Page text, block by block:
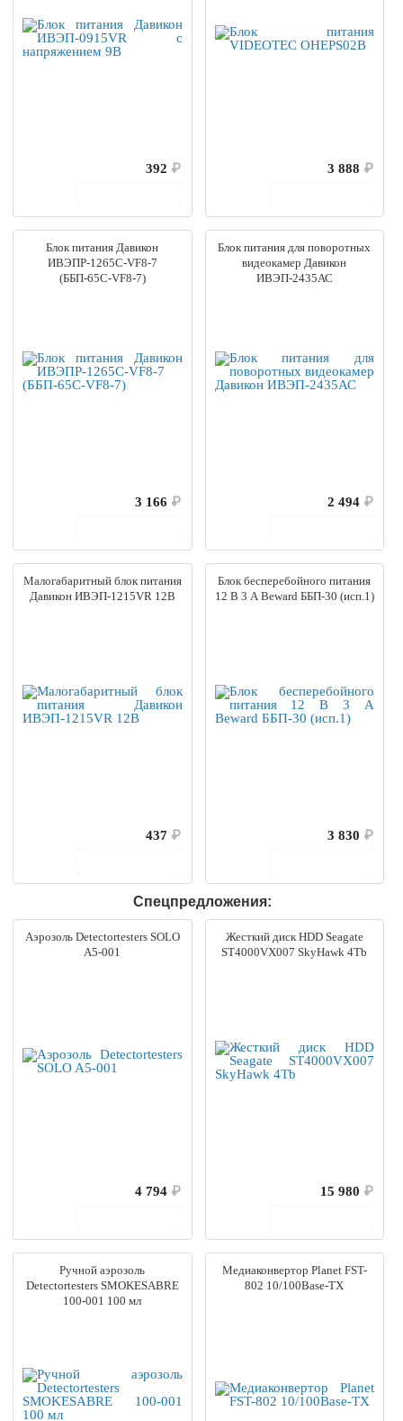
392 ₽
3 888 ₽
Блок питания Давикон
ИВЭПР-1265С-VF8-7
(ББП-65С-VF8-7)
3 166 ₽
Блок питания для поворотных
видеокамер Давикон
ИВЭП-2435АС
2 494 ₽
Малогабаритный блок питания
Давикон ИВЭП-1215VR 12В
437 ₽
Блок бесперебойного питания
12 В 3 А Beward ББП-30 (исп.1)
3 830 ₽
Спецпредложения:
Аэрозоль Detectortesters SOLO
A5-001
4 794 ₽
Жесткий диск HDD Seagate
ST4000VX007 SkyHawk 4Tb
15 980 ₽
Ручной аэрозоль
Detectortesters SMOKESABRE
100-001 100 мл
Медиаконвертор Planet FST-
802 10/100Base-TX